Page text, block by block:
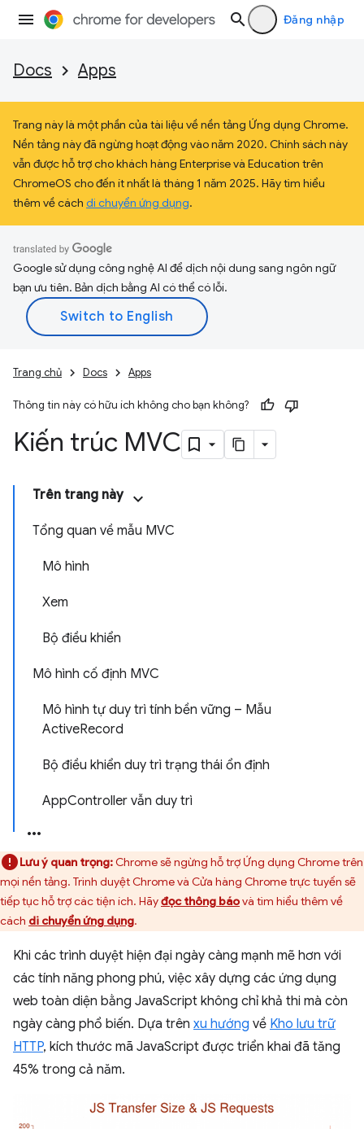
Đăng nhập
Docs Apps
Trang này là một phần của tài liệu về nền tảng Ứng dụng Chrome.
Nền tảng này đã ngừng hoạt động vào năm 2020. Chính sách này
vẫn được hỗ trợ cho khách hàng Enterprise và Education trên
ChromeOS cho đến ít nhất là tháng 1 năm 2025. Hãy tìm hiểu
thêm về cách di chuyển ứng dụng.
Google sử dụng công nghệ AI để dịch nội dung sang ngôn ngữ
bạn ưu tiên. Bản dịch bằng AI có thể có lỗi.
Trang chủ Docs Apps
Thông tin này có hữu ích không cho bạn không?
Kiến trúc MVC
Trên trang này
Tổng quan về mẫu MVC
Mô hình
Xem
Bộ điều khiển
Mô hình cố định MVC
Mô hình tự duy trì tính bền vững – Mẫu
ActiveRecord
Bộ điều khiển duy trì trạng thái ổn định
AppController vẫn duy trì
Lưu ý quan trọng:Chrome sẽ ngừng hỗ trợ Ứng dụng Chrome trên
mọi nền tảng. Trình duyệt Chrome và Cửa hàng Chrome trực tuyến sẽ
tiếp tục hỗ trợ các tiện ích. Hãyđọc thông báovà tìm hiểu thêm về
cách di chuyển ứng dụng.
Khi các trình duyệt hiện đại ngày càng mạnh mẽ hơn với
các tính năng phong phú, việc xây dựng các ứng dụng
web toàn diện bằng JavaScript không chỉ khả thi mà còn
ngày càng phổ biến. Dựa trên xu hướng về Kho lưu trữ
HTTP, kích thước mã JavaScript được triển khai đã tăng
45% trong cả năm.